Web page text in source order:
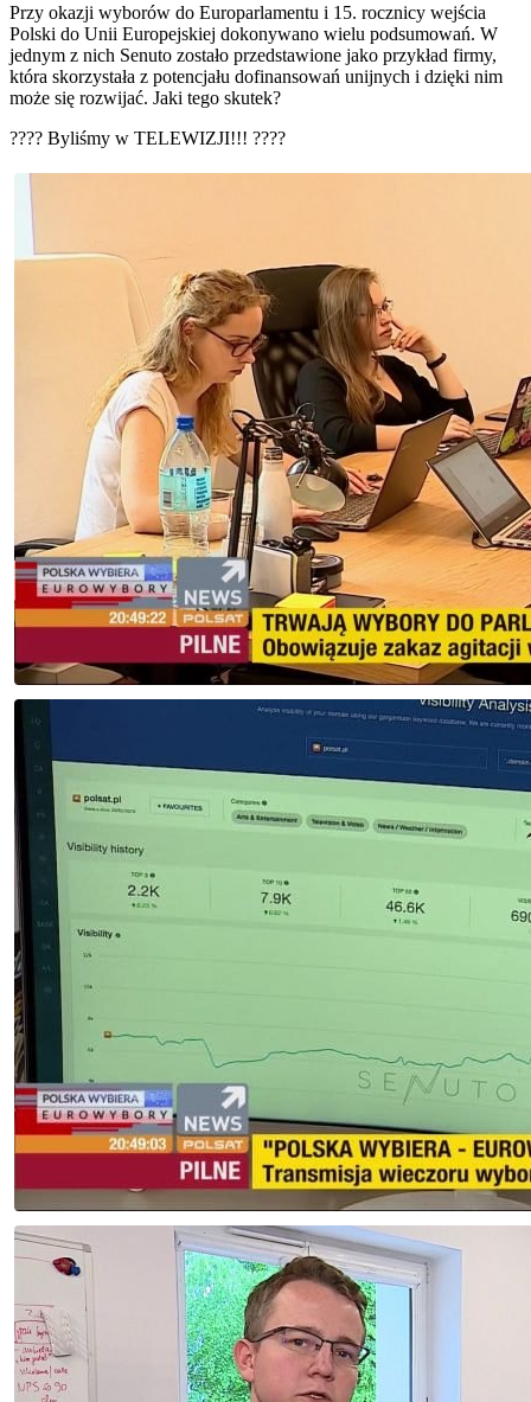
Przy okazji wyborów do Europarlamentu i 15. rocznicy wejścia
Polski do Unii Europejskiej dokonywano wielu podsumowań. W
jednym z nich Senuto zostało przedstawione jako przykład firmy,
która skorzystała z potencjału dofinansowań unijnych i dzięki nim
może się rozwijać. Jaki tego skutek?
???? Byliśmy w TELEWIZJI!!! ????